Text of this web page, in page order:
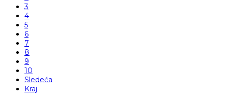
3
4
5
6
7
8
9
10
Sledeća
Kraj